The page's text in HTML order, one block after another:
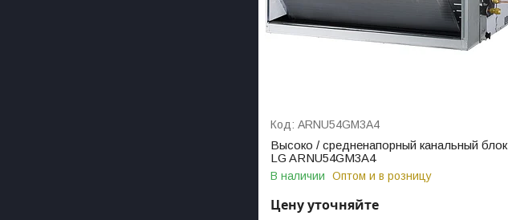
ARNU54GM3A4
Высоко / средненапорный канальный блок
LG ARNU54GM3A4
В наличии Оптом и в розницу
Цену уточняйте